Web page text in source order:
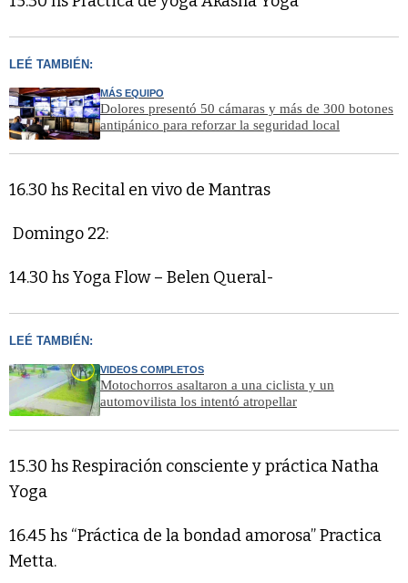
LEÉ TAMBIÉN:
MÁS EQUIPO
Dolores presentó 50 cámaras y más de 300 botones
antipánico para reforzar la seguridad local
16.30 hs Recital en vivo de Mantras
Domingo 22:
14.30 hs Yoga Flow – Belen Queral-
LEÉ TAMBIÉN:
VIDEOS COMPLETOS
Motochorros asaltaron a una ciclista y un
automovilista los intentó atropellar
15.30 hs Respiración consciente y práctica Natha
Yoga
16.45 hs “Práctica de la bondad amorosa” Practica
Metta.